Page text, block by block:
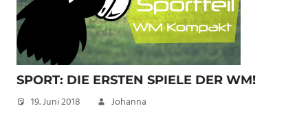
SPORT: DIE ERSTEN SPIELE DER WM!
19. Juni 2018 Johanna